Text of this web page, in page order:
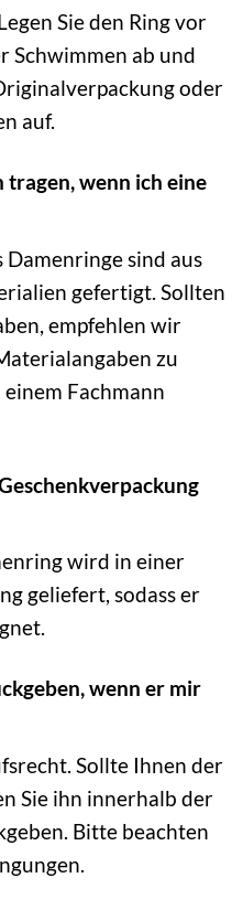
Sie den Ring vor
Schwimmen ab und
oder
auf.
tragen, wenn ich eine
sind aus
gefertigt. Sollten
empfehlen wir
zu
Fachmann
wird in einer
geliefert, sodass er
wenn er mir
Sollte Ihnen der
Sie ihn innerhalb der
Bitte beachten